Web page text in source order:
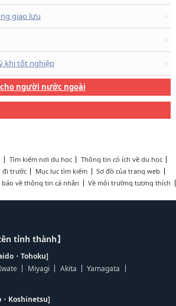
giao lưu
khi tốt nghiệp
người nước ngoài
Tìm kiếm nơi du học
Thông tin có ích về du học
đi trước
Mục lục tìm kiếm
Sơ đồ của trang web
báo về thông tin cá nhân Về môi trường tương thích
tỉnh thành】
・Tohoku]
Miyagi Akita
Yamagata
Koshinetsu]